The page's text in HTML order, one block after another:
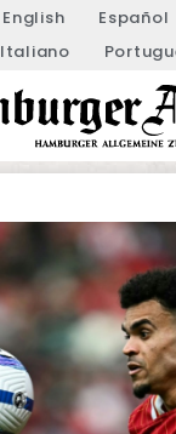
English Español
Italiano